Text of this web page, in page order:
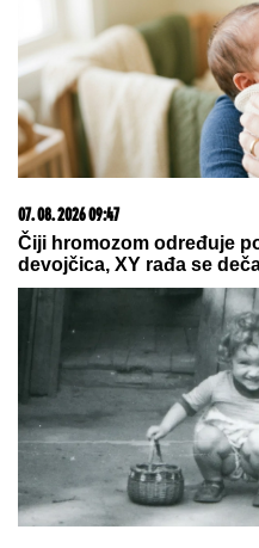
Šta dete nasleđuje od
treba da znate o genetici